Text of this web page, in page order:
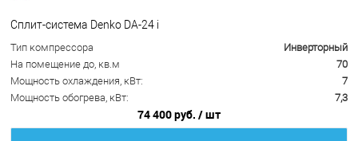
Сплит-система Denko DA-24 i
Тип компрессора
Инверторный
На помещение до, кв.м
70
Мощность охлаждения, кВт:
7
Мощность обогрева, кВт:
7,3
74 400 руб. / шт